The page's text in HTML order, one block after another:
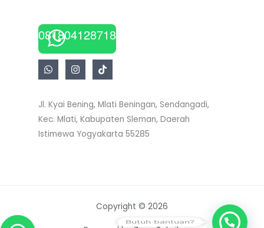
081804128718
Jl. Kyai Bening, Mlati Beningan, Sendangadi,
Kec. Mlati, Kabupaten Sleman, Daerah
Istimewa Yogyakarta 55285
Copyright © 2026
Butuh bantuan?